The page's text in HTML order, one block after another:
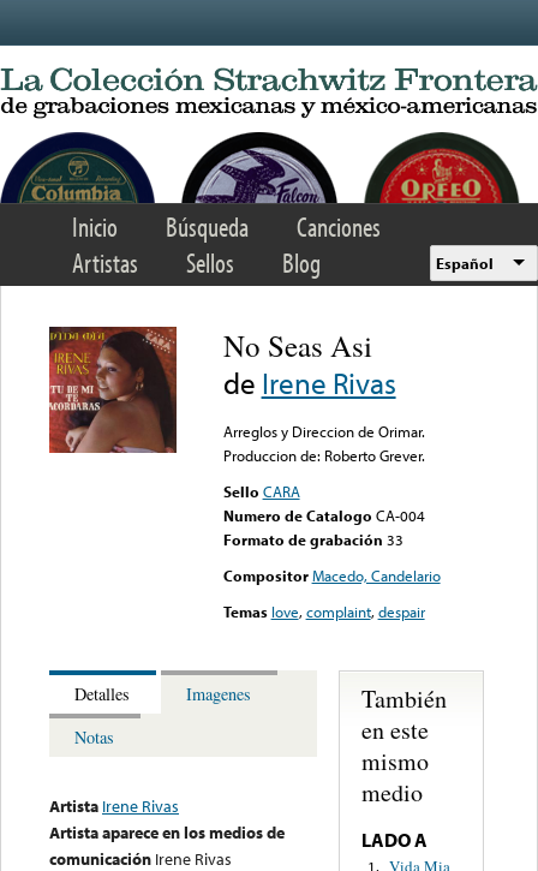
Inicio Búsqueda
Canciones
Artistas
Sellos Blog Español
No Seas Asi
de Irene Rivas
Arreglos y Direccion de Orimar.
Produccion de: Roberto Grever.
Sello CARA
Numero de Catalogo CA-004
Formato de grabación 33
Compositor Macedo, Candelario
Temas love,complaint,despair
Detalles
Imagenes
Notas
Artista Irene Rivas
Artista aparece en los medios de
comunicación Irene Rivas
También
en este
mismo
medio
LADO A
1. Vida Mia